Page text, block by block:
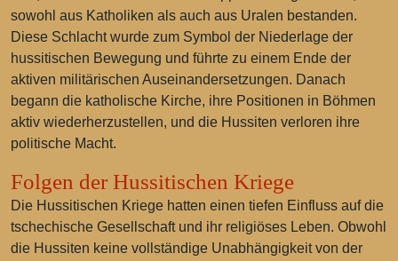
sowohl aus Katholiken als auch aus Uralen bestanden.
Diese Schlacht wurde zum Symbol der Niederlage der
hussitischen Bewegung und führte zu einem Ende der
aktiven militärischen Auseinandersetzungen. Danach
begann die katholische Kirche, ihre Positionen in Böhmen
aktiv wiederherzustellen, und die Hussiten verloren ihre
politische Macht.
Folgen der Hussitischen Kriege
Die Hussitischen Kriege hatten einen tiefen Einfluss auf die
tschechische Gesellschaft und ihr religiöses Leben. Obwohl
die Hussiten keine vollständige Unabhängigkeit von der